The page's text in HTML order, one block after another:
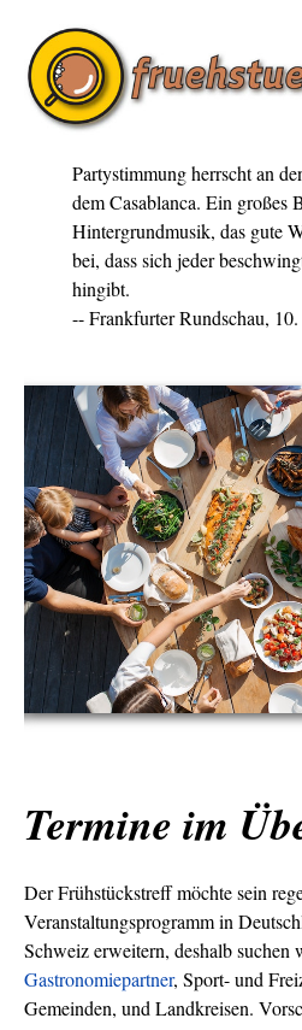
Partystimmung herrscht an
dem Casablanca. Ein großes
Hintergrundmusik, das gute
bei, dass sich jeder
hingibt.
-- Frankfurter Rundschau,
Termine im
Der Frühstückstreff möchte sein
Veranstaltungsprogramm in
Schweiz erweitern, deshalb suchen
Gastronomiepartner, Sport- und
Gemeinden, und Landkreisen.